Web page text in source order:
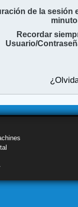
de la sesión
Recordar
Usuario/